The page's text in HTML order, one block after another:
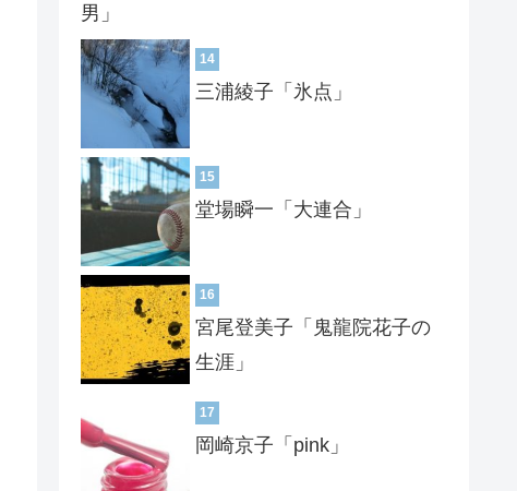
男」
14
三浦綾子「氷点」
15
堂場瞬一「大連合」
16
宮尾登美子「鬼龍院花子の
生涯」
17
岡崎京子「pink」